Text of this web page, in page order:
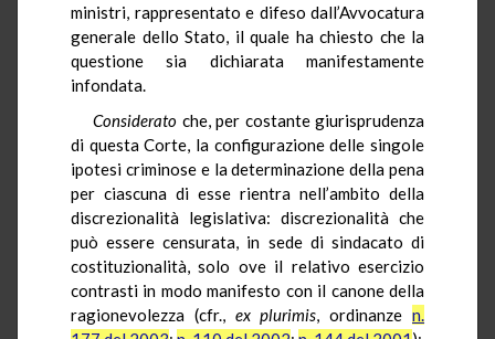
ministri, rappresentato e difeso dall’Avvocatura
generale dello Stato, il quale ha chiesto che la
questione sia dichiarata manifestamente
infondata.
Considerato che, per costante giurisprudenza
di questa Corte, la configurazione delle singole
ipotesi criminose e la determinazione della pena
per ciascuna di esse rientra nell’ambito della
discrezionalità legislativa: discrezionalità che
può essere censurata, in sede di sindacato di
costituzionalità, solo ove il relativo esercizio
contrasti in modo manifesto con il canone della
ragionevolezza (cfr., ex plurimis, ordinanzen.